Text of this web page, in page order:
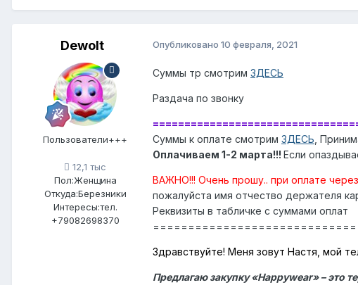
Dewolt
Пользователи+++
12,1 тыс
Пол:Женщина
Откуда:Березники
Интересы:тел.
+79082698370
Опубликовано 10 февраля, 2021
Суммы тр смотрим ЗДЕСЬ
Раздача по звонку
Суммы к оплате смотрим ЗДЕСЬ ,
Оплачиваем 1-2 марта!!! Если
ВАЖНО!!! Очень прошу.. при оплате
пожалуйста имя отчество держателя
Реквизиты в табличке с суммами оплат
Здравствуйте! Меня зовут Настя, мой
Предлагаю закупку «Happywear» – это